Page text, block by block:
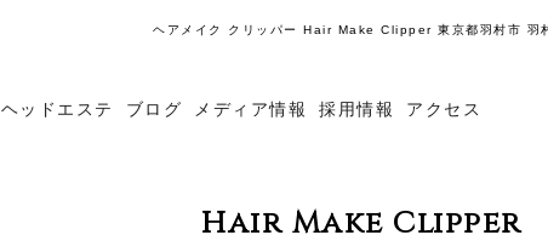
ヘアメイク クリッパー Hair Make Clipper 東京都羽村市 羽
ヘッドエステ ブログ メディア情報 採用情報 アクセス
Hair Make Clipper